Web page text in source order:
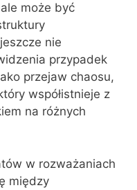
może być
nie
przypadek
przejaw chaosu,
współistnieje z
na różnych
w rozważaniach
między